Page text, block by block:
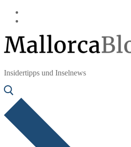
Zum
Inhalt
Menü
Schließen
Insidertipps und Inselnews